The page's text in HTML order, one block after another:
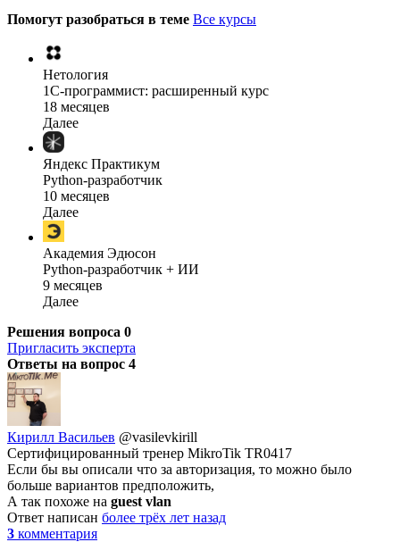
Помогут разобраться в теме Все курсы
Нетология
1C-программист: расширенный курс
18 месяцев
Далее
Яндекс Практикум
Python-разработчик
10 месяцев
Далее
Академия Эдюсон
Python-разработчик + ИИ
9 месяцев
Далее
Решения вопроса 0
Пригласить эксперта
Ответы на вопрос 4
Кирилл Васильев @vasilevkirill
Сертифицированный тренер MikroTik TR0417
Если бы вы описали что за авторизация, то можно было
больше вариантов предположить,
А так похоже на guest vlan
Ответ написан более трёх лет назад
3 комментария